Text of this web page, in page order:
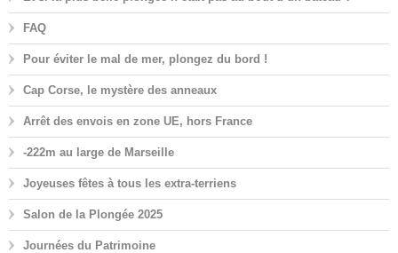
FAQ
Pour éviter le mal de mer, plongez du bord !
Cap Corse, le mystère des anneaux
Arrêt des envois en zone UE, hors France
-222m au large de Marseille
Joyeuses fêtes à tous les extra-terriens
Salon de la Plongée 2025
Journées du Patrimoine